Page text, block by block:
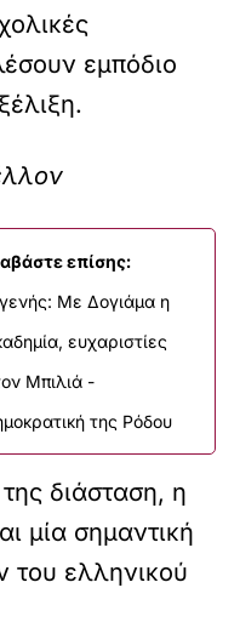
εμπόδιο
επίσης:
Με Δογιάμα η
ευχαριστίες
Μπιλιά -
της Ρόδου
διάσταση, η
μία σημαντική
του ελληνικού